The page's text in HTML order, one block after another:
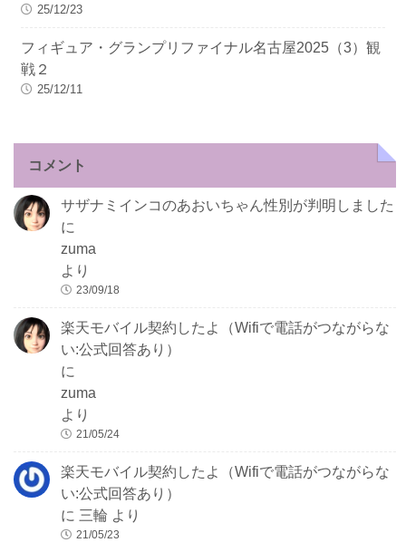
25/12/23
フィギュア・グランプリファイナル名古屋2025（3）観
戦２
25/12/11
コメント
サザナミインコのあおいちゃん性別が判明しました
に
zuma
より
23/09/18
楽天モバイル契約したよ（Wifiで電話がつながらな
い:公式回答あり）
に
zuma
より
21/05/24
楽天モバイル契約したよ（Wifiで電話がつながらな
い:公式回答あり）
に三輪 より
21/05/23